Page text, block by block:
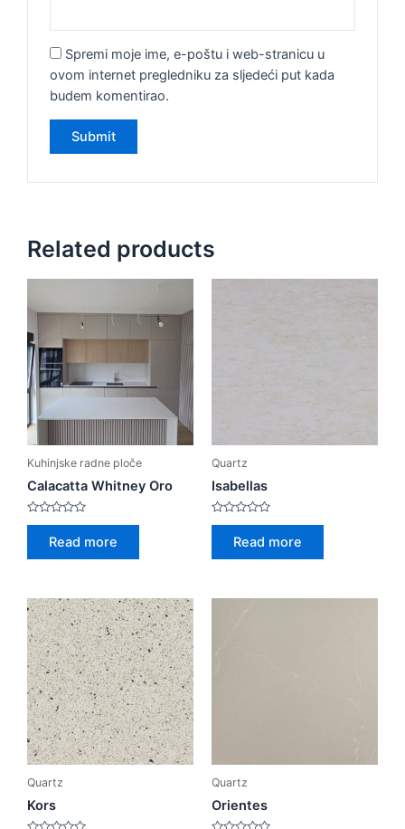
Spremi moje ime, e-poštu i web-stranicu u
ovom internet pregledniku za sljedeći put kada
budem komentirao.
Related products
Kuhinjske radne ploče
Calacatta Whitney Oro
Rated
Read more
Quartz
Isabellas
Rated
Read more
Quartz
Kors
Quartz
Orientes